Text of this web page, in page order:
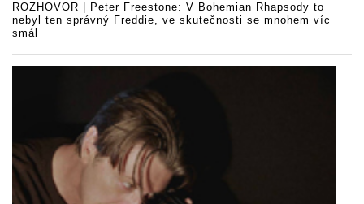
ROZHOVOR | Peter Freestone: V Bohemian Rhapsody to
nebyl ten správný Freddie, ve skutečnosti se mnohem víc
smál